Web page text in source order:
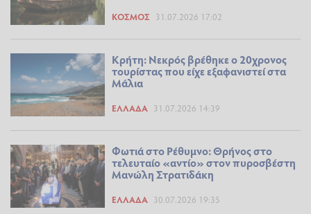
ΚΌΣΜΟΣ 31.07.2026 17:02
Κρήτη: Νεκρός βρέθηκε ο 20χρονος
τουρίστας που είχε εξαφανιστεί στα
Μάλια
ΕΛΛΆΔΑ 31.07.2026 14:39
Φωτιά στο Ρέθυμνο: Θρήνος στο
τελευταίο «αντίο» στον πυροσβέστη
Μανώλη Στρατιδάκη
ΕΛΛΆΔΑ 30.07.2026 19:35